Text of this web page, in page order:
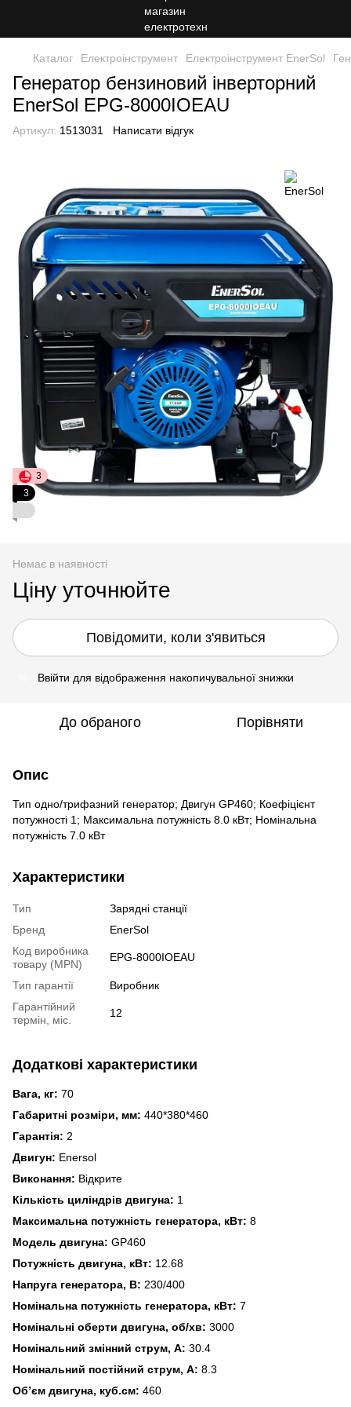
Каталог Електроінструмент Електроінструмент EnerSol
Генератор бензиновий інверторний
EnerSol EPG-8000IOEAU
Артикул: 1513031 Написати відгук
3
3
Немає в наявності
Ціну уточнюйте
Повідомити, коли з'явиться
Ввійти для відображення накопичувальної знижки
До обраного Порівняти
Опис
Тип одно/трифазний генератор; Двигун GP460; Коефіцієнт
потужності 1; Максимальна потужність 8.0 кВт; Номінальна
потужність 7.0 кВт
Характеристики
Тип
Зарядні станції
Бренд
EnerSol
Код виробника
товару (MPN)
EPG-8000IOEAU
Тип гарантії
Виробник
Гарантійний
термін, міс.
12
Додаткові характеристики
Вага, кг: 70
Габаритні розміри, мм: 440*380*460
Гарантія: 2
Двигун: Enersol
Виконання: Відкрите
Кількість циліндрів двигуна: 1
Максимальна потужність генератора, кВт: 8
Модель двигуна: GP460
Потужність двигуна, кВт: 12.68
Напруга генератора, В: 230/400
Номінальна потужність генератора, кВт: 7
Номінальні оберти двигуна, об/хв: 3000
Номінальний змінний струм, А: 30.4
Номінальний постійний струм, А: 8.3
Об’єм двигуна, куб.см: 460